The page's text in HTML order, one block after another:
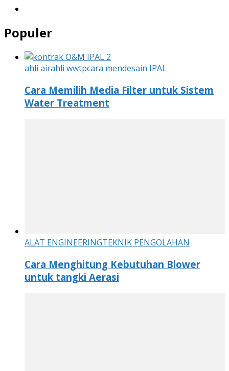
Populer
ahli airahli wwtpcara mendesain IPAL
Cara Memilih Media Filter untuk Sistem
Water Treatment
ALAT ENGINEERINGTEKNIK PENGOLAHAN
Cara Menghitung Kebutuhan Blower
untuk tangki Aerasi